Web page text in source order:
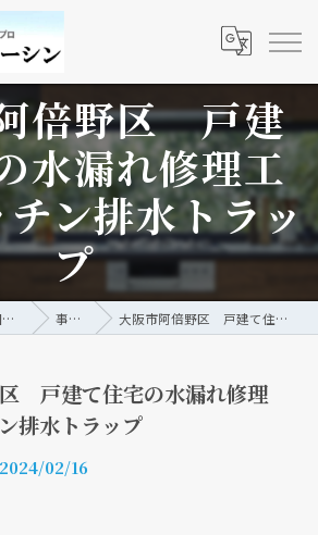
倍野区 戸建
水漏れ修理工
ン排水トラッ
プ
大阪府大阪市の水回りリフォームなら株式会社トーシン 事例/ブログ 大阪市阿倍野区 戸建て住宅の水漏れ修理工事 キッチン排水トラップ
戸建て住宅の水漏れ修理
排水トラップ
2024/02/16